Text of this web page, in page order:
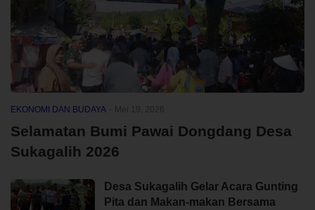
EKONOMI DAN BUDAYA
Selamatan Bumi Pawai Dongdang Desa
Sukagalih 2026
Desa Sukagalih Gelar Acara Gunting
Pita dan Makan-makan Bersama